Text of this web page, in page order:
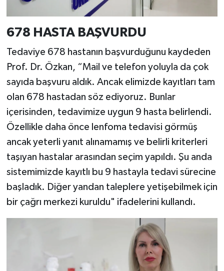
678 HASTA BAŞVURDU
Tedaviye 678 hastanın başvurduğunu kaydeden
Prof. Dr. Özkan, “Mail ve telefon yoluyla da çok
sayıda başvuru aldık. Ancak elimizde kayıtları tam
olan 678 hastadan söz ediyoruz. Bunlar
içerisinden, tedavimize uygun 9 hasta belirlendi.
Özellikle daha önce lenfoma tedavisi görmüş
ancak yeterli yanıt alınamamış ve belirli kriterleri
taşıyan hastalar arasından seçim yapıldı. Şu anda
sistemimizde kayıtlı bu 9 hastayla tedavi sürecine
başladık. Diğer yandan taleplere yetişebilmek için
bir çağrı merkezi kuruldu" ifadelerini kullandı.